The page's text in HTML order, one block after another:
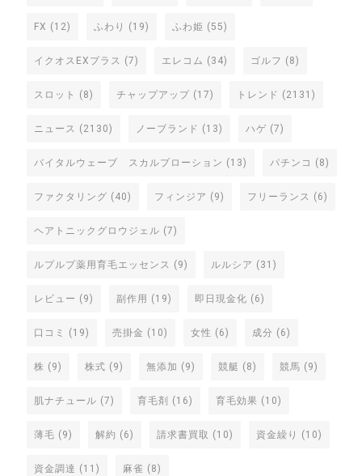
FX (12) ふわり (19) ふわ姫 (55)
イクオスEXプラス (7) エレコム (34) ゴルフ (8)
スロット (8) チャップアップ (17) トレンド (2131)
ニュース (2130) ノーブランド (13) ハゲ (7)
バイタルウェーブ スカルプローション (13) パチンコ (8)
ファクタリング (40) フィンジア (9) フリーランス (6)
ヘアトニックグロウジェル (7)
ルプルプ薬用育毛エッセンス (9) ルルシア (31)
レビュー (9) 副作用 (19) 即日現金化 (6)
口コミ (19) 売掛金 (10) 女性 (6) 成分 (6)
株 (9) 株式 (9) 無添加 (9) 競艇 (8) 競馬 (9)
肌ナチュール (7) 育毛剤 (16) 育毛効果 (10)
薄毛 (9) 解約 (6) 請求書買取 (10) 資金繰り (10)
資金調達 (11) 麻雀 (8)